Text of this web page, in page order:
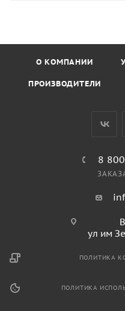
О КОМПАНИИ
ПРОИЗВОДИТЕЛИ
8
ул им
ПОЛИТИКА
ПОЛИТИКА